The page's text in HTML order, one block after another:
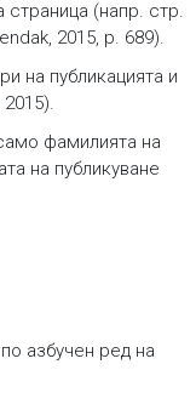
(напр. стр.
2015, p. 689).
на публикацията и
фамилията на
на публикуване
азбучен ред на